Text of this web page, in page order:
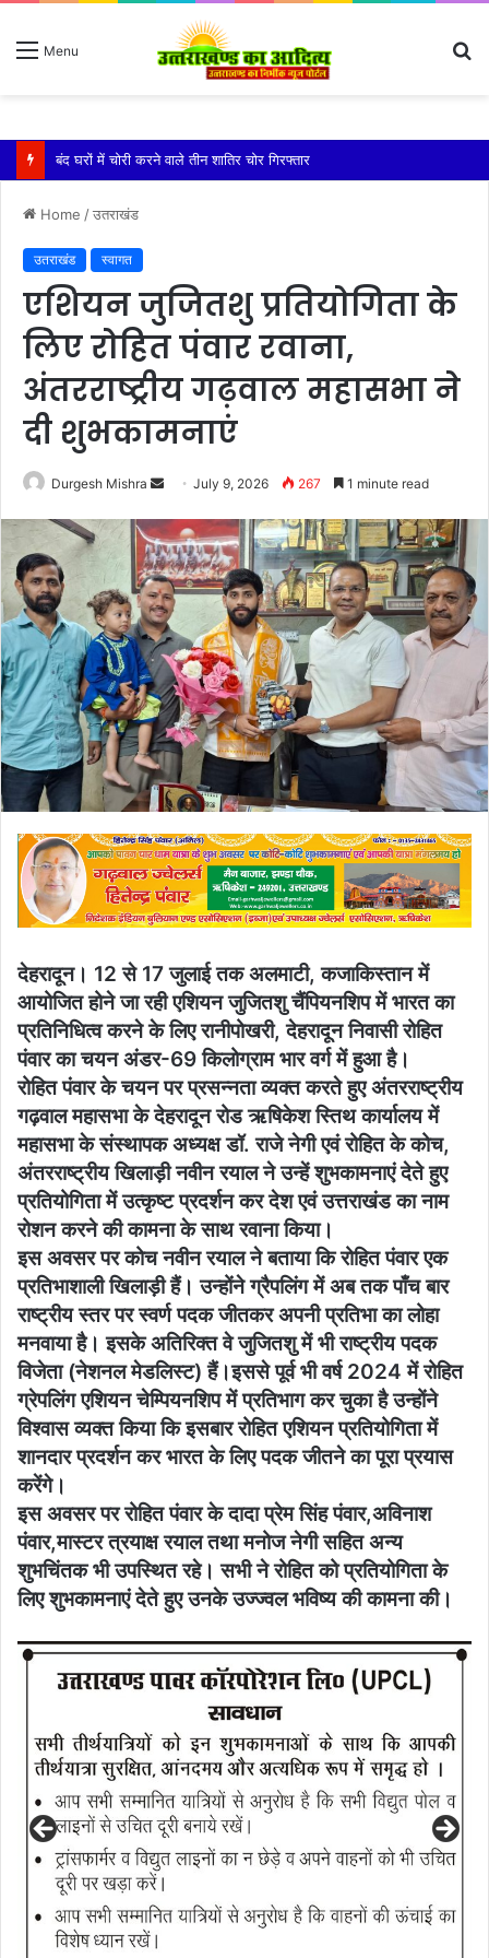
Menu
बारिश ने बढ़ाई दहशत, दरकने लगी जमीन, 10 परिवारों ने छोड़े घर
Home /उतराखंड
उतराखंड स्वागत
एशियन जुजितशु प्रतियोगिता के
लिए रोहित पंवार रवाना,
अंतरराष्ट्रीय गढ़वाल महासभा ने
दी शुभकामनाएं
Durgesh Mishra
Send
email
July 9, 2026 267 1 minute read
देहरादून। 12 से 17 जुलाई तक अलमाटी, कजाकिस्तान में
आयोजित होने जा रही एशियन जुजितशु चैंपियनशिप में भारत का
प्रतिनिधित्व करने के लिए रानीपोखरी, देहरादून निवासी रोहित
पंवार का चयन अंडर-69 किलोग्राम भार वर्ग में हुआ है।
रोहित पंवार के चयन पर प्रसन्नता व्यक्त करते हुए अंतरराष्ट्रीय
गढ़वाल महासभा के देहरादून रोड ऋषिकेश स्तिथ कार्यालय में
महासभा के संस्थापक अध्यक्ष डॉ. राजे नेगी एवं रोहित के कोच,
अंतरराष्ट्रीय खिलाड़ी नवीन रयाल ने उन्हें शुभकामनाएं देते हुए
प्रतियोगिता में उत्कृष्ट प्रदर्शन कर देश एवं उत्तराखंड का नाम
रोशन करने की कामना के साथ रवाना किया।
इस अवसर पर कोच नवीन रयाल ने बताया कि रोहित पंवार एक
प्रतिभाशाली खिलाड़ी हैं। उन्होंने ग्रैपलिंग में अब तक पाँच बार
राष्ट्रीय स्तर पर स्वर्ण पदक जीतकर अपनी प्रतिभा का लोहा
मनवाया है। इसके अतिरिक्त वे जुजितशु में भी राष्ट्रीय पदक
विजेता (नेशनल मेडलिस्ट) हैं।इससे पूर्व भी वर्ष 2024 में रोहित
ग्रेपलिंग एशियन चेम्पियनशिप में प्रतिभाग कर चुका है उन्होंने
विश्वास व्यक्त किया कि इसबार रोहित एशियन प्रतियोगिता में
शानदार प्रदर्शन कर भारत के लिए पदक जीतने का पूरा प्रयास
करेंगे।
इस अवसर पर रोहित पंवार के दादा प्रेम सिंह पंवार,अविनाश
पंवार,मास्टर त्रयाक्ष रयाल तथा मनोज नेगी सहित अन्य
शुभचिंतक भी उपस्थित रहे। सभी ने रोहित को प्रतियोगिता के
लिए शुभकामनाएं देते हुए उनके उज्ज्वल भविष्य की कामना की।